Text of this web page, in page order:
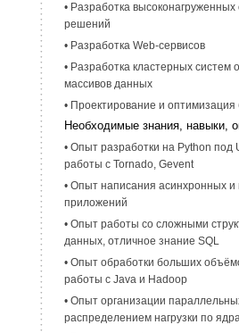
• Разработка
решений
• Разработка Web-сервисов
• Разработка кластерных систем
массивов данных
• Проектирование и
Необходимые знания, навыки,
• Опыт разработки на Python под
работы с Tornado, Gevent
• Опыт написания асинхронных и
приложений
• Опыт работы со сложными
данных, отличное знание SQL
• Опыт обработки больших
работы с Java и Hadoop
• Опыт организации
распределением нагрузки по